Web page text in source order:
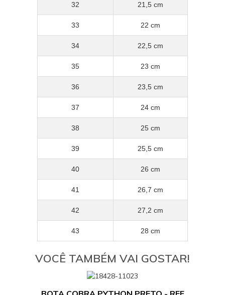
32 21,5 cm
33 22 cm
34 22,5 cm
35 23 cm
36 23,5 cm
37 24 cm
38 25 cm
39 25,5 cm
40 26 cm
41 26,7 cm
42 27,2 cm
43 28 cm
VOCÊ TAMBÉM VAI GOSTAR!